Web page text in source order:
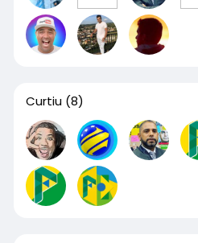
Curtiu (8)